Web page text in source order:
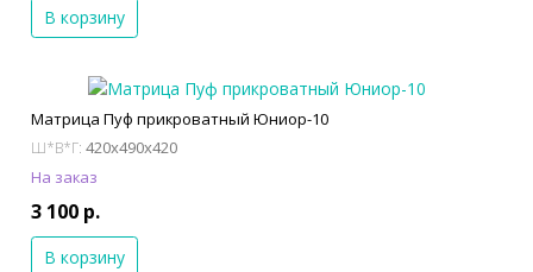
В корзину
Матрица Пуф прикроватный Юниор-10
Ш*В*Г: 420x490x420
На заказ
3 100 р.
В корзину